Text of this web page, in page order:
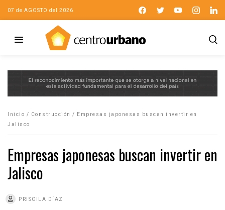
07 de AGOSTO del 2026
Inicio / Construcción /
Empresas japonesas buscan invertir en
Jalisco
Empresas japonesas buscan invertir en
Jalisco
PRISCILA DÍAZ